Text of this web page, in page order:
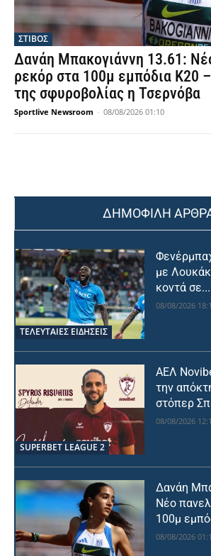
ΣΤΙΒΟΣ
Δανάη Μπακογιάννη 13.61:
ρεκόρ στα 100μ εμπόδια Κ20
της σφυροβολίας η Τσερνόβα
Sportlive Newsroom - 08/08/2026 01:10
ΔΗΜΟΦΙΛΗ
ΤΕΛΕΥΤΑΙΕΣ ΕΙΔΗΣΕΙΣ
με
κοντά σε...
08/08/2026
SUPERBET LEAGUE 2
ΑΕΛ
την
στόπερ
08/08/2026
Δανάη
Νέο
100μ
08/08/2026